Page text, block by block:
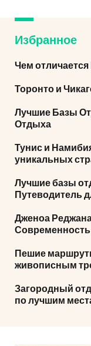
Избранное
Чем
Торонто и
Лучшие Базы
Отдыха
Тунис и
уникальных
Лучшие базы
Путеводитель
Дженоа
Современность
Пешие
живописным
Загородный
по лучшим